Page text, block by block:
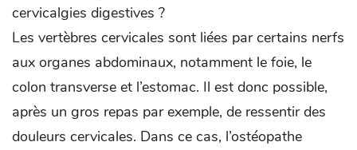
cervicalgies digestives ?
Les vertèbres cervicales sont liées par certains nerfs
aux organes abdominaux, notamment le foie, le
colon transverse et l’estomac. Il est donc possible,
après un gros repas par exemple, de ressentir des
douleurs cervicales. Dans ce cas, l’ostéopathe